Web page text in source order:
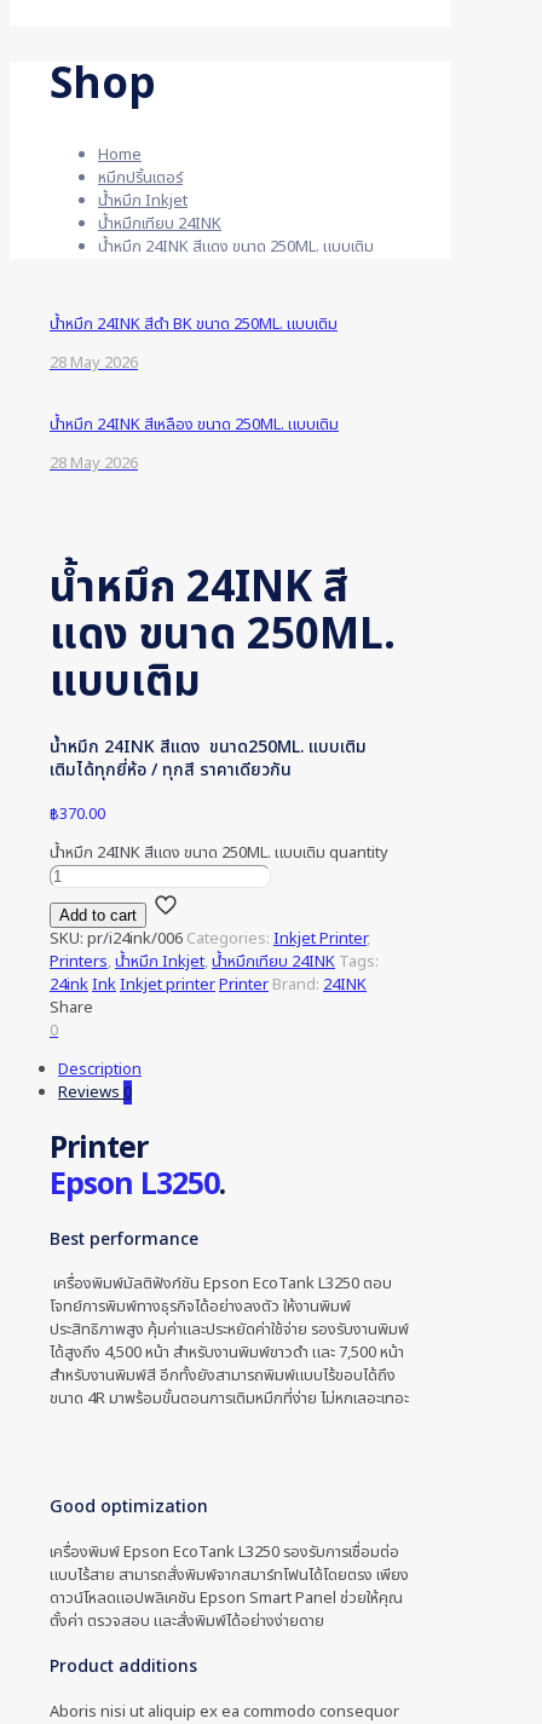
Shop
Home
หมึกปริ้นเตอร์
น้ำหมึก Inkjet
น้ำหมึกเทียบ 24INK
น้ำหมึก 24INK สีแดง ขนาด 250ML. แบบเติม
น้ำหมึก 24INK สีดำ BK ขนาด 250ML. แบบเติม
28 May 2026
น้ำหมึก 24INK สีเหลือง ขนาด 250ML. แบบเติม
28 May 2026
น้ำหมึก 24INK สี
แดง ขนาด 250ML.
แบบเติม
น้ำหมึก 24INK สีแดง ขนาด250ML. แบบเติม
เติมได้ทุกยี่ห้อ / ทุกสี ราคาเดียวกัน
฿370.00
น้ำหมึก 24INK สีแดง ขนาด 250ML. แบบเติม quantity
Add to cart
SKU: pr/i24ink/006 Categories: Inkjet Printer,
Printers,น้ำหมึก Inkjet,น้ำหมึกเทียบ 24INK Tags:
24inkInkInkjet printerPrinter Brand: 24INK
Share
0
Description
Reviews0
Printer
Epson L3250.
Best performance
เครื่องพิมพ์มัลติฟังก์ชัน Epson EcoTank L3250 ตอบ
โจทย์การพิมพ์ทางธุรกิจได้อย่างลงตัว ให้งานพิมพ์
ประสิทธิภาพสูง คุ้มค่าและประหยัดค่าใช้จ่าย รองรับงานพิมพ์
ได้สูงถึง 4,500 หน้า สำหรับงานพิมพ์ขาวดำ และ 7,500 หน้า
สำหรับงานพิมพ์สี อีกทั้งยังสามารถพิมพ์แบบไร้ขอบได้ถึง
ขนาด 4R มาพร้อมขั้นตอนการเติมหมึกที่ง่าย ไม่หกเลอะเทอะ
Good optimization
เครื่องพิมพ์ Epson EcoTank L3250 รองรับการเชื่อมต่อ
แบบไร้สาย สามารถสั่งพิมพ์จากสมาร์ทโฟนได้โดยตรง เพียง
ดาวน์โหลดแอปพลิเคชัน Epson Smart Panel ช่วยให้คุณ
ตั้งค่า ตรวจสอบ และสั่งพิมพ์ได้อย่างง่ายดาย
Product additions
Aboris nisi ut aliquip ex ea commodo consequor